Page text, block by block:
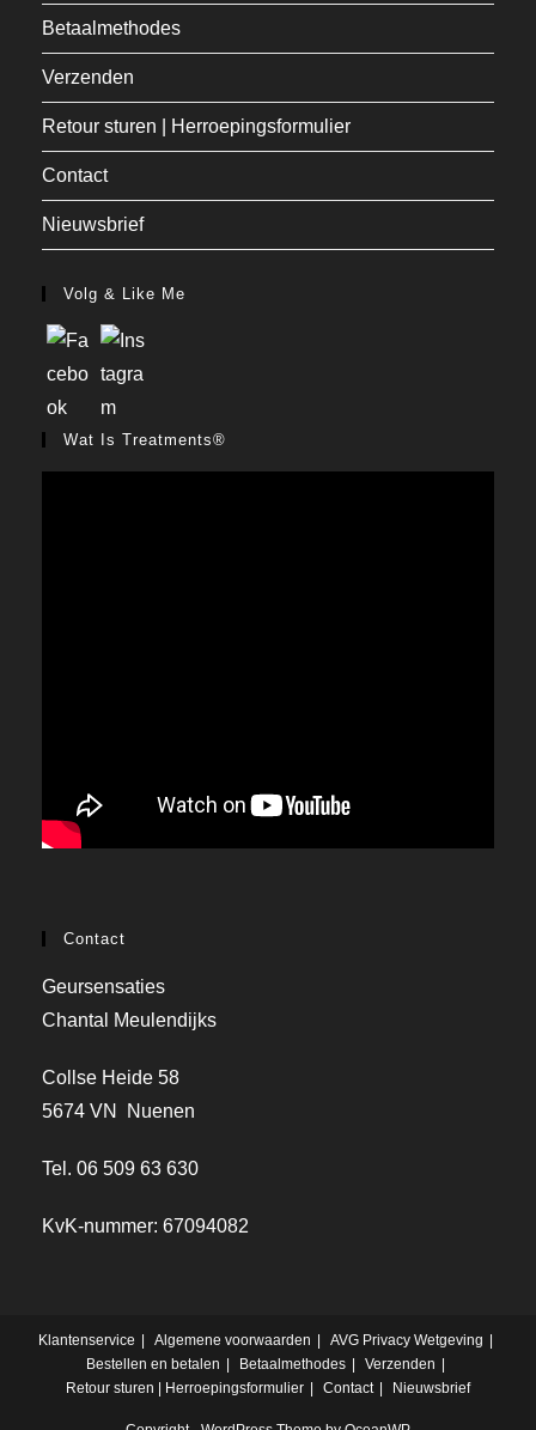
Betaalmethodes
Verzenden
Retour sturen | Herroepingsformulier
Contact
Nieuwsbrief
Volg & Like Me
Wat Is Treatments®
Contact
Geursensaties
Chantal Meulendijks
Collse Heide 58
5674 VN Nuenen
Tel. 06 509 63 630
KvK-nummer: 67094082
Klantenservice Algemene voorwaarden
AVG Privacy Wetgeving
Bestellen en betalen
Betaalmethodes
Verzenden
Retour sturen | Herroepingsformulier
Contact Nieuwsbrief